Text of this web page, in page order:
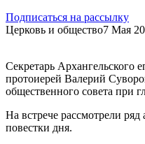
Подписаться на рассылку
Церковь и общество7 Мая
Секретарь Архангельского
протоиерей Валерий
общественного совета при
На встрече рассмотрели
повестки дня.